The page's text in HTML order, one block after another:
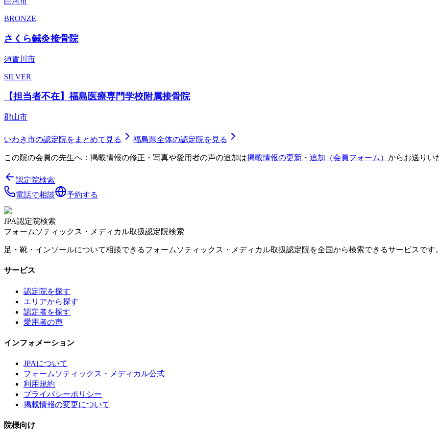
BRONZE
さくら鍼灸接骨院
須賀川市
SILVER
【担当者不在】福島医療専門学校附属接骨院
郡山市
いわき市の認定院をまとめて見る 福島県全体の認定院を見る
この院の会員の先生へ：掲載情報の修正・写真や愛用者の声の追加は掲載情報の更新・追加（会員フォーム） からお送りい
認定院検索
電話で相談
予約する
JPA認定院検索
フォームソティックス・メディカル取扱認定院検索
足・靴・インソールについて相談できるフォームソティックス・メディカル取扱認定院を全国から検索できるサービスです。
サービス
認定院を探す
エリアから探す
認定者を探す
愛用者の声
インフォメーション
JPAについて
フォームソティックス・メディカル公式
利用規約
プライバシーポリシー
掲載情報の変更について
院様向け